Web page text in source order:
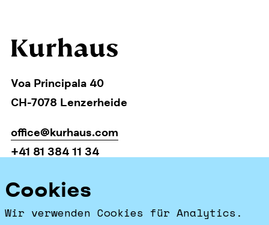
Voa Principala 40
CH-7078 Lenzerheide
office@kurhaus.com
+41 81 384 11 34
Startseite
Facebook
Instagram
Cookies
Wir verwenden Cookies für Analytics.